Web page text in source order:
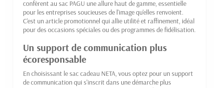
confèrent au sac PAGU une allure haut de gamme, essentielle
pour les entreprises soucieuses de l'image qu'elles renvoient.
C'est un article promotionnel qui allie utilité et raffinement, idéal
pour des occasions spéciales ou des programmes de fidélisation.
Un support de communication plus
écoresponsable
En choisissant le sac cadeau NETA, vous optez pour un support
de communication qui s'inscrit dans une démarche plus